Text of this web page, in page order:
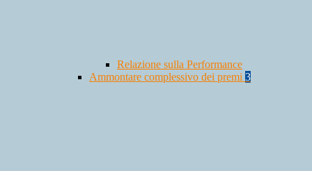
Relazione sulla Performance
Ammontare complessivo dei premi 3